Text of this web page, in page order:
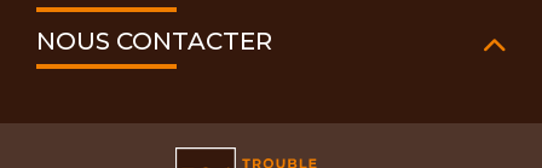
NOUS CONTACTER